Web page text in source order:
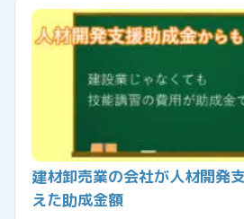
建材卸売業の会社が人材開発
えた助成金額